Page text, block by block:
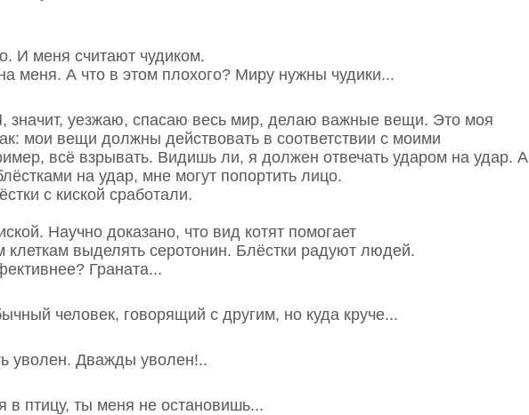
И меня считают чудиком.
меня. А что в этом плохого? Миру нужны чудики...
уезжаю, спасаю весь мир, делаю важные вещи. Это моя
мои вещи должны действовать в соответствии с моими
всё взрывать. Видишь ли, я должен отвечать ударом на удар. А
на удар, мне могут попортить лицо.
с киской сработали.
Научно доказано, что вид котят помогает
выделять серотонин. Блёстки радуют людей.
Граната...
человек, говорящий с другим, но куда круче...
уволен. Дважды уволен!..
в птицу, ты меня не остановишь...